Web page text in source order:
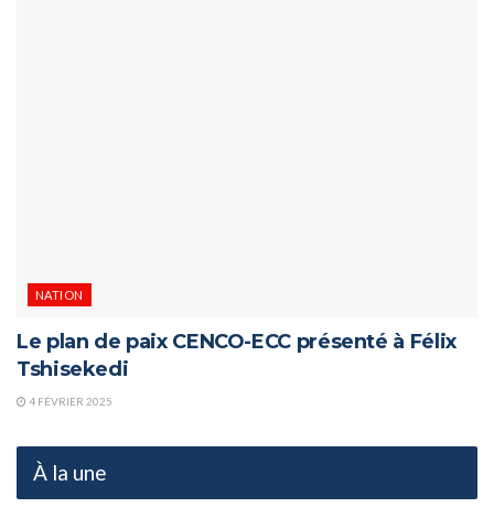
NATION
Le plan de paix CENCO-ECC présenté à Félix
Tshisekedi
4 FÉVRIER 2025
À la une